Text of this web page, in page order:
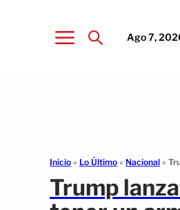
Ago 7,
Inicio » Lo Último » Nacional »
Trump